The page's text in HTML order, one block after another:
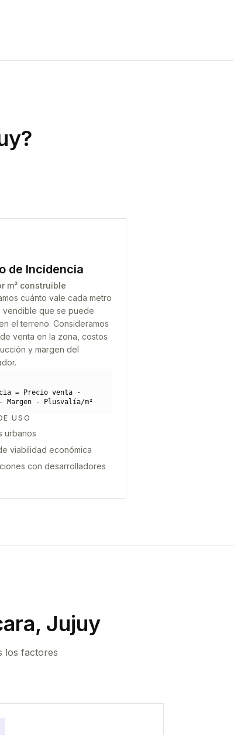
?
de Incidencia
m² construible
cuánto vale cada metro
vendible que se puede
el terreno. Consideramos
venta en la zona, costos
y margen del
= Precio venta -
Margen - Plusvalía/m²
USO
urbanos
viabilidad económica
con desarrolladores
Jujuy
los factores